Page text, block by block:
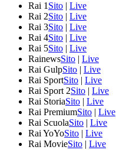
Rai 1 Sito | Live
Rai 2Sito | Live
Rai 3Sito | Live
Rai 4Sito | Live
Rai 5Sito | Live
RainewsSito | Live
Rai GulpSito | Live
Rai SportSito | Live
Rai Sport 2Sito | Live
Rai StoriaSito | Live
Rai PremiumSito | Live
Rai ScuolaSito | Live
Rai YoYoSito | Live
Rai MovieSito | Live